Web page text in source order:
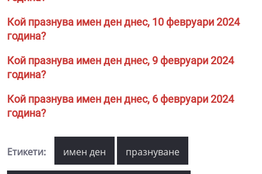
Кой празнува имен ден днес, 10 февруари 2024
година?
Кой празнува имен ден днес, 9 февруари 2024
година?
Кой празнува имен ден днес, 6 февруари 2024
година?
Етикети: имен ден празнуване